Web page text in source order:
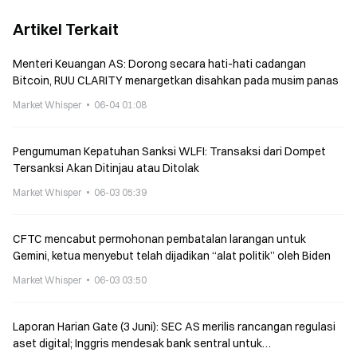
Artikel Terkait
Menteri Keuangan AS: Dorong secara hati-hati cadangan
Bitcoin, RUU CLARITY menargetkan disahkan pada musim panas
Market Whisper 06-04 01:08
Pengumuman Kepatuhan Sanksi WLFI: Transaksi dari Dompet
Tersanksi Akan Ditinjau atau Ditolak
Market Whisper 06-03 05:39
CFTC mencabut permohonan pembatalan larangan untuk
Gemini, ketua menyebut telah dijadikan “alat politik” oleh Biden
Market Whisper 06-03 03:50
Laporan Harian Gate (3 Juni): SEC AS merilis rancangan regulasi
aset digital; Inggris mendesak bank sentral untuk